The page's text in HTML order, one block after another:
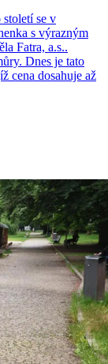
století se v
s výrazným
Fatra, a.s..
Dnes je tato
cena dosahuje až